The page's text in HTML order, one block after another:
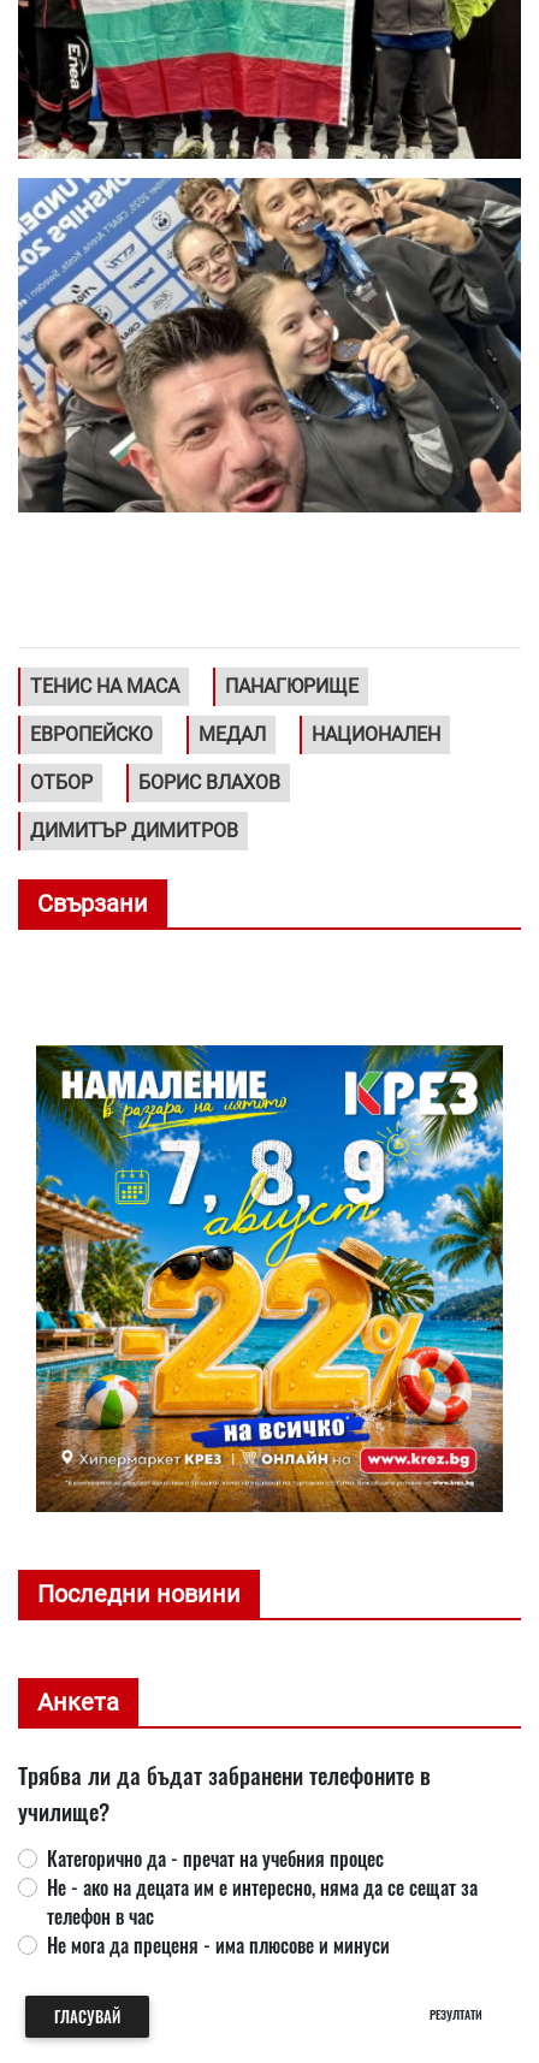
ТЕНИС НА МАСА ПАНАГЮРИЩЕ
ЕВРОПЕЙСКО МЕДАЛ НАЦИОНАЛЕН
ОТБОР БОРИС ВЛАХОВ
ДИМИТЪР ДИМИТРОВ
Свързани
Последни новини
Анкета
Трябва ли да бъдат забранени телефоните в
училище?
Категорично да - пречат на учебния процес
Не - ако на децата им е интересно, няма да се сещат за
телефон в час
Не мога да преценя - има плюсове и минуси
ГЛАСУВАЙ РЕЗУЛТАТИ